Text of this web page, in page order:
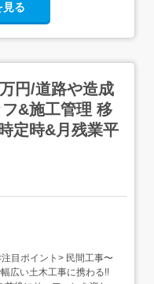
見る
円/道路や造成
&施工管理 移
定時&月残業平
広い土木工事に携わる!!